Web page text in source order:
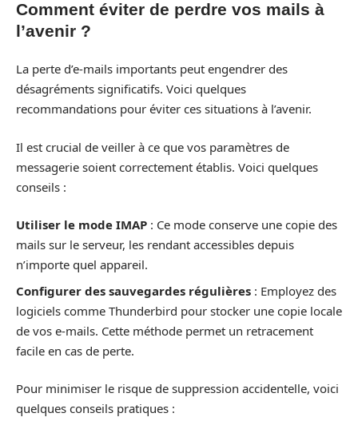
Comment éviter de perdre vos mails à
l’avenir ?
La perte d’e-mails importants peut engendrer des
désagréments significatifs. Voici quelques
recommandations pour éviter ces situations à l’avenir.
Il est crucial de veiller à ce que vos paramètres de
messagerie soient correctement établis. Voici quelques
conseils :
Utiliser le mode IMAP : Ce mode conserve une copie des
mails sur le serveur, les rendant accessibles depuis
n’importe quel appareil.
Configurer des sauvegardes régulières : Employez des
logiciels comme Thunderbird pour stocker une copie locale
de vos e-mails. Cette méthode permet un retracement
facile en cas de perte.
Pour minimiser le risque de suppression accidentelle, voici
quelques conseils pratiques :